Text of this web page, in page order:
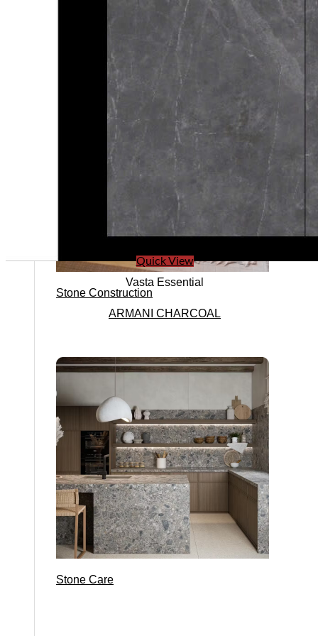
Stone Construction
Stone Care
Quick View
Vasta Essential
ARMANI CHARCOAL